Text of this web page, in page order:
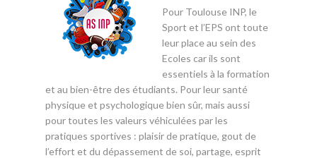
Pour Toulouse INP, le
Sport et l’EPS ont toute
leur place au sein des
Ecoles car ils sont
essentiels à la formation
et au bien-être des étudiants. Pour leur santé
physique et psychologique bien sûr, mais aussi
pour toutes les valeurs véhiculées par les
pratiques sportives : plaisir de pratique, gout de
l’effort et du dépassement de soi, partage, esprit